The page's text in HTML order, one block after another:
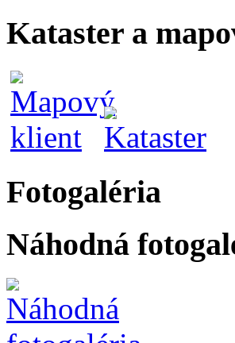
Kataster a
Fotogaléria
Náhodná